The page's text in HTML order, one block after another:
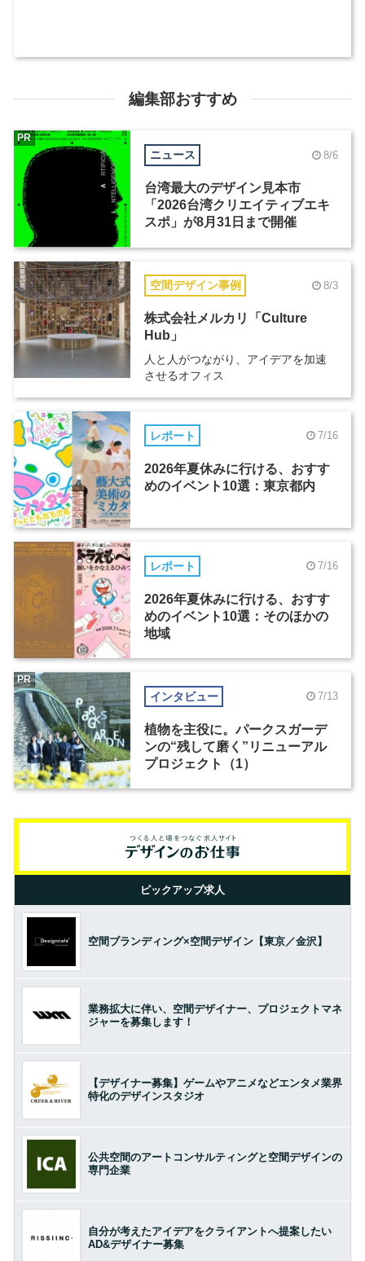
編集部おすすめ
ニュース 8/6
台湾最大のデザイン見本市
「2026台湾クリエイティブエキ
スポ」が8月31日まで開催
PR
空間デザイン事例 8/3
株式会社メルカリ「Culture
Hub」
人と人がつながり、アイデアを加速
させるオフィス
レポート 7/16
2026年夏休みに行ける、おすす
めのイベント10選：東京都内
レポート 7/16
2026年夏休みに行ける、おすす
めのイベント10選：そのほかの
地域
インタビュー 7/13
植物を主役に。パークスガーデ
ンの“残して磨く”リニューアル
プロジェクト（1）
PR
ピックアップ求人
空間ブランディング×空間デザイン【東京／金沢】
業務拡大に伴い、空間デザイナー、プロジェクトマネ
ジャーを募集します！
【デザイナー募集】ゲームやアニメなどエンタメ業界
特化のデザインスタジオ
公共空間のアートコンサルティングと空間デザインの
専門企業
自分が考えたアイデアをクライアントへ提案したい
AD&デザイナー募集